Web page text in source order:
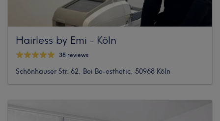
Hairless by Emi - Köln
38 reviews
Schönhauser Str. 62, Bei Be-esthetic, 50968 Köln